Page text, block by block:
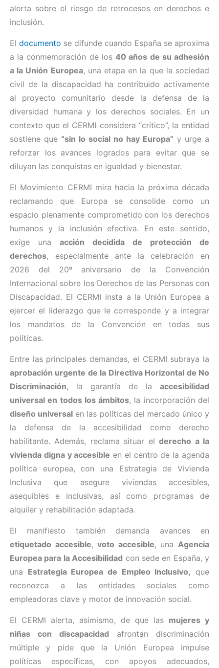
alerta sobre el riesgo de retrocesos en derechos e
inclusión.
El documento se difunde cuando España se aproxima
a la conmemoración de los40 años de su adhesión
a la Unión Europea, una etapa en la que la sociedad
civil de la discapacidad ha contribuido activamente
al proyecto comunitario desde la defensa de la
diversidad humana y los derechos sociales. En un
contexto que el CERMI considera “crítico”, la entidad
sostiene que “sin lo social no hay Europa” y urge a
reforzar los avances logrados para evitar que se
diluyan las conquistas en igualdad y bienestar.
El Movimiento CERMI mira hacia la próxima década
reclamando que Europa se consolide como un
espacio plenamente comprometido con los derechos
humanos y la inclusión efectiva. En este sentido,
exige una acción decidida de protección de
derechos, especialmente ante la celebración en
2026 del 20º aniversario de la Convención
Internacional sobre los Derechos de las Personas con
Discapacidad. El CERMI insta a la Unión Europea a
ejercer el liderazgo que le corresponde y a integrar
los mandatos de la Convención en todas sus
políticas.
Entre las principales demandas, el CERMI subraya la
aprobación urgente de la Directiva Horizontal de No
Discriminación, la garantía de la accesibilidad
universal en todos los ámbitos, la incorporación del
diseño universal en las políticas del mercado único y
la defensa de la accesibilidad como derecho
habilitante. Además, reclama situar elderecho a la
vivienda digna y accesible en el centro de la agenda
política europea, con una Estrategia de Vivienda
Inclusiva que asegure viviendas accesibles,
asequibles e inclusivas, así como programas de
alquiler y rehabilitación adaptada.
El manifiesto también demanda avances en
etiquetado accesible,voto accesible, una Agencia
Europea para la Accesibilidad con sede en España, y
una Estrategia Europea de Empleo Inclusivo, que
reconozca a las entidades sociales como
empleadoras clave y motor de innovación social.
El CERMI alerta, asimismo, de que las mujeres y
niñas con discapacidad afrontan discriminación
múltiple y pide que la Unión Europea impulse
políticas específicas, con apoyos adecuados,